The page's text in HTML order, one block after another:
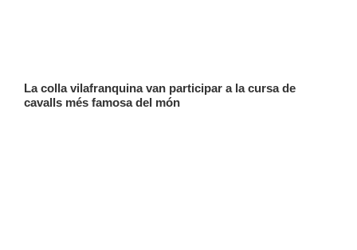
La colla vilafranquina van participar a la cursa de
cavalls més famosa del món